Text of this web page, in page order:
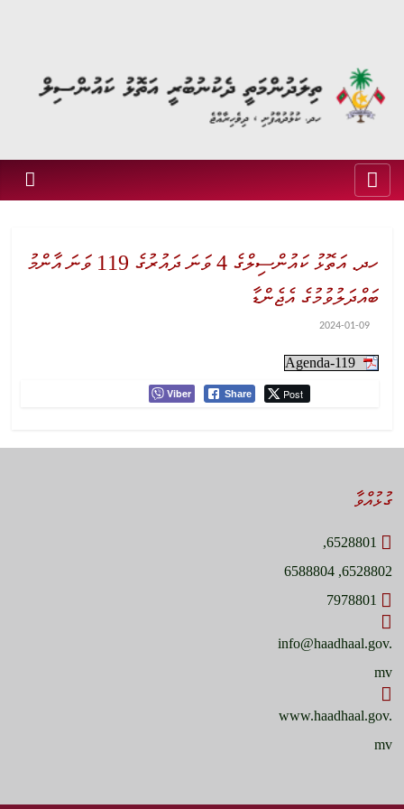
ހދ. އަތޮޅު ކައުންސިލްގެ 4 ވަނަ ދައުރުގެ 119 ވަނަ އާންމު
ބައްދަލުވުމުގެ އެޖެންޑާ
2024-01-09
Agenda-119
Viber Share Post
ގުޅުއްވާ
6528801,
6528802, 6588804
info@haadhaal.gov.
mv
www.haadhaal.gov.
mv